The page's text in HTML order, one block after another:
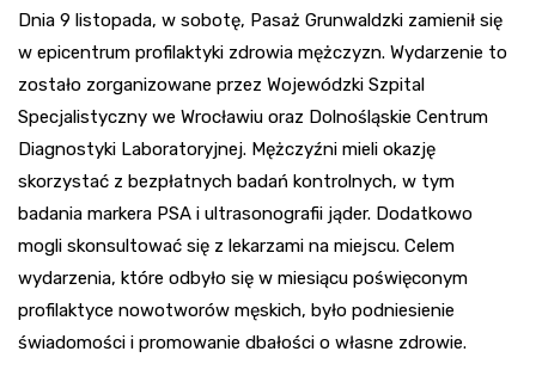
Dnia 9 listopada, w sobotę, Pasaż Grunwaldzki zamienił się
w epicentrum profilaktyki zdrowia mężczyzn. Wydarzenie to
zostało zorganizowane przez Wojewódzki Szpital
Specjalistyczny we Wrocławiu oraz Dolnośląskie Centrum
Diagnostyki Laboratoryjnej. Mężczyźni mieli okazję
skorzystać z bezpłatnych badań kontrolnych, w tym
badania markera PSA i ultrasonografii jąder. Dodatkowo
mogli skonsultować się z lekarzami na miejscu. Celem
wydarzenia, które odbyło się w miesiącu poświęconym
profilaktyce nowotworów męskich, było podniesienie
świadomości i promowanie dbałości o własne zdrowie.